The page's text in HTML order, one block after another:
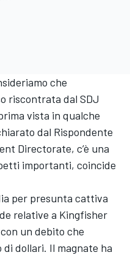
che
riscontrata dal SDJ
vista in qualche
dal Rispondente
Directorate, c’è una
importanti, coincide
per presunta cattiva
relative a Kingfisher
un debito che
dollari. Il magnate ha